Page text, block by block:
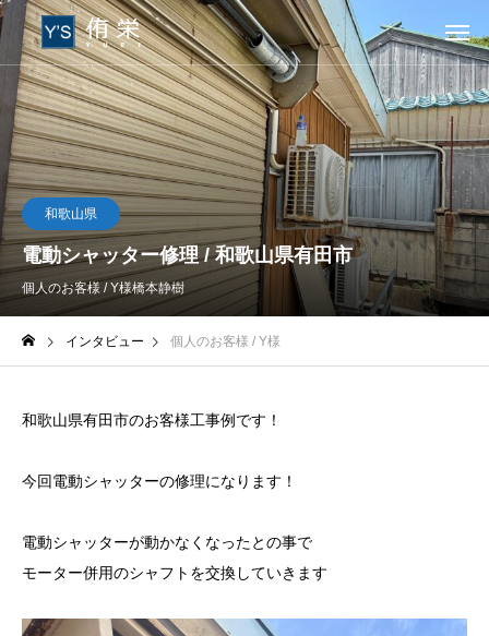
和歌山県
電動シャッター修理 / 和歌山県有田市
個人のお客様 / Y様橋本静樹
インタビュー 個人のお客様 / Y様
和歌山県有田市のお客様工事例です！
今回電動シャッターの修理になります！
電動シャッターが動かなくなったとの事で
モーター併用のシャフトを交換していきます